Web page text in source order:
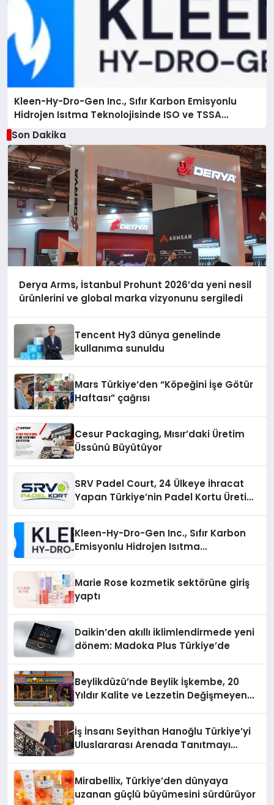
Kleen-Hy-Dro-Gen Inc., Sıfır Karbon Emisyonlu
Hidrojen Isıtma Teknolojisinde ISO ve TSSA
Düzenleyici Onaylarını Aldı
Son Dakika
Derya Arms, İstanbul Prohunt 2026’da yeni nesil
ürünlerini ve global marka vizyonunu sergiledi
Tencent Hy3 dünya genelinde
kullanıma sunuldu
Mars Türkiye’den “Köpeğini İşe Götür
Haftası” çağrısı
Cesur Packaging, Mısır’daki Üretim
Üssünü Büyütüyor
SRV Padel Court, 24 Ülkeye İhracat
Yapan Türkiye’nin Padel Kortu Üretim
Kleen-Hy-Dro-Gen Inc., Sıfır Karbon
Emisyonlu Hidrojen Isıtma
Marie Rose kozmetik sektörüne giriş
yaptı
Daikin’den akıllı iklimlendirmede yeni
dönem: Madoka Plus Türkiye’de
Beylikdüzü’nde Beylik İşkembe, 20
Yıldır Kalite ve Lezzetin Değişmeyen
İş İnsanı Seyithan Hanoğlu Türkiye’yi
Uluslararası Arenada Tanıtmayı
Mirabellix, Türkiye’den dünyaya
uzanan güçlü büyümesini sürdürüyor